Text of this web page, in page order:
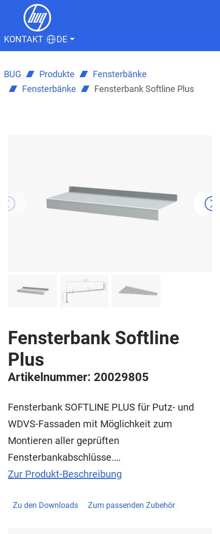
KONTAKT DE
BUG Produkte
Fensterbänke
Fensterbänke
Fensterbank Softline Plus
Fensterbank Softline
Plus
Artikelnummer: 20029805
Fensterbank SOFTLINE PLUS für Putz- und
WDVS-Fassaden mit Möglichkeit zum
Montieren aller geprüften
Fensterbankabschlüsse.…
Zur Produkt-Beschreibung
Zu den Downloads Zum passenden Zubehör